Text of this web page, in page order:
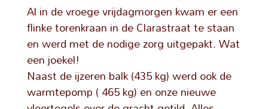
Al in de vroege vrijdagmorgen kwam er een
flinke torenkraan in de Clarastraat te staan
en werd met de nodige zorg uitgepakt. Wat
een joekel!
Naast de ijzeren balk (435 kg) werd ook de
warmtepomp ( 465 kg) en onze nieuwe